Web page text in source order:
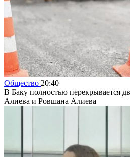
Общество 20:40
В Баку полностью перекрывается
Алиева и Ровшана Алиева